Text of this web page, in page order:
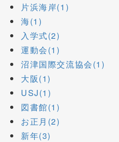
片浜海岸(1)
海(1)
入学式(2)
運動会(1)
沼津国際交流協会(1)
大阪(1)
USJ(1)
図書館(1)
お正月(2)
新年(3)